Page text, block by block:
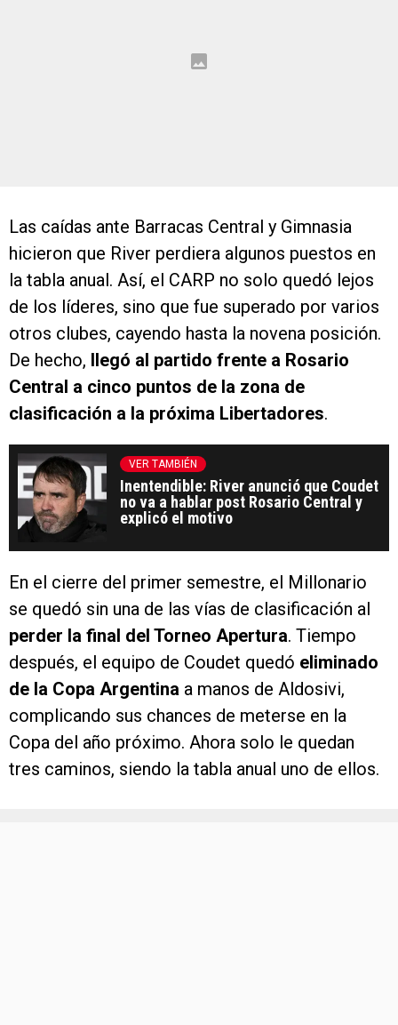
Las caídas ante Barracas Central y Gimnasia
hicieron que River perdiera algunos puestos en
la tabla anual. Así, el CARP no solo quedó lejos
de los líderes, sino que fue superado por varios
otros clubes, cayendo hasta la novena posición.
De hecho, llegó al partido frente a Rosario
Central a cinco puntos de la zona de
clasificación a la próxima Libertadores.
VER TAMBIÉN
Inentendible: River anunció que Coudet
no va a hablar post Rosario Central y
explicó el motivo
En el cierre del primer semestre, el Millonario
se quedó sin una de las vías de clasificación al
perder la final del Torneo Apertura. Tiempo
después, el equipo de Coudet quedó eliminado
de la Copa Argentina a manos de Aldosivi,
complicando sus chances de meterse en la
Copa del año próximo. Ahora solo le quedan
tres caminos, siendo la tabla anual uno de ellos.